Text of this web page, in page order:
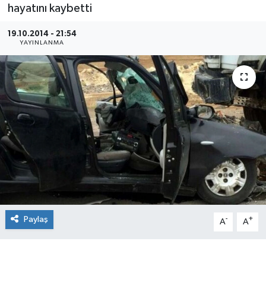
hayatını kaybetti
19.10.2014 - 21:54
YAYINLANMA
Paylaş A- A+